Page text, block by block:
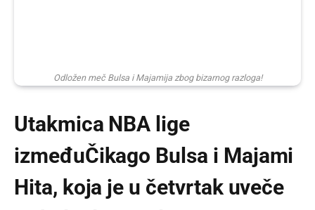
Odložen meč Bulsa i Majamija zbog bizarnog razloga!
Utakmica NBA lige
izmeđuČikago Bulsa i Majami
Hita, koja je u četvrtak uveče